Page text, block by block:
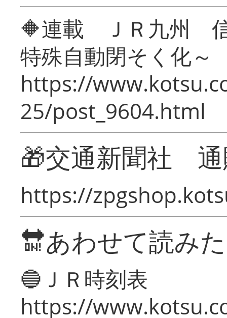
🔶連載 ＪＲ九州 信
特殊自動閉そく化～
https://
25/post_9604.html
🎁交通新聞社
https://
🔛あわせて読み
🔵ＪＲ時刻表
https://